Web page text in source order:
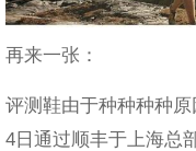
再来一张：
评测鞋由于种种种种
4日通过顺丰于上海总